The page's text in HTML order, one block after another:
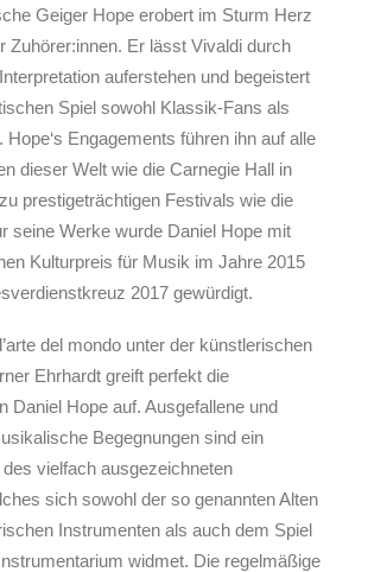
Geiger Hope erobert im Sturm Herz
Zuhörer:innen. Er lässt Vivaldi durch
auferstehen und begeistert
Spiel sowohl Klassik-Fans als
Hope‘s Engagements führen ihn auf alle
dieser Welt wie die Carnegie Hall in
prestigeträchtigen Festivals wie die
seine Werke wurde Daniel Hope mit
Kulturpreis für Musik im Jahre 2015
2017 gewürdigt.
del mondo unter der künstlerischen
Ehrhardt greift perfekt die
Daniel Hope auf. Ausgefallene und
Begegnungen sind ein
vielfach ausgezeichneten
sich sowohl der so genannten Alten
Instrumenten als auch dem Spiel
widmet. Die regelmäßige